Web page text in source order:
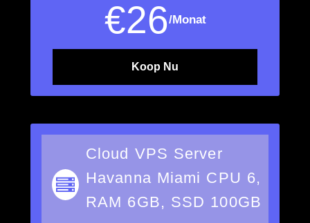
€26/Monat
Koop Nu
Cloud VPS Server
Havanna Miami CPU 6,
RAM 6GB, SSD 100GB